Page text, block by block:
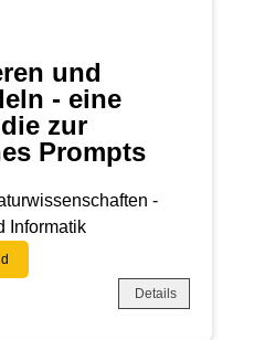
und
- eine
zur
Prompts
-
Informatik
Details